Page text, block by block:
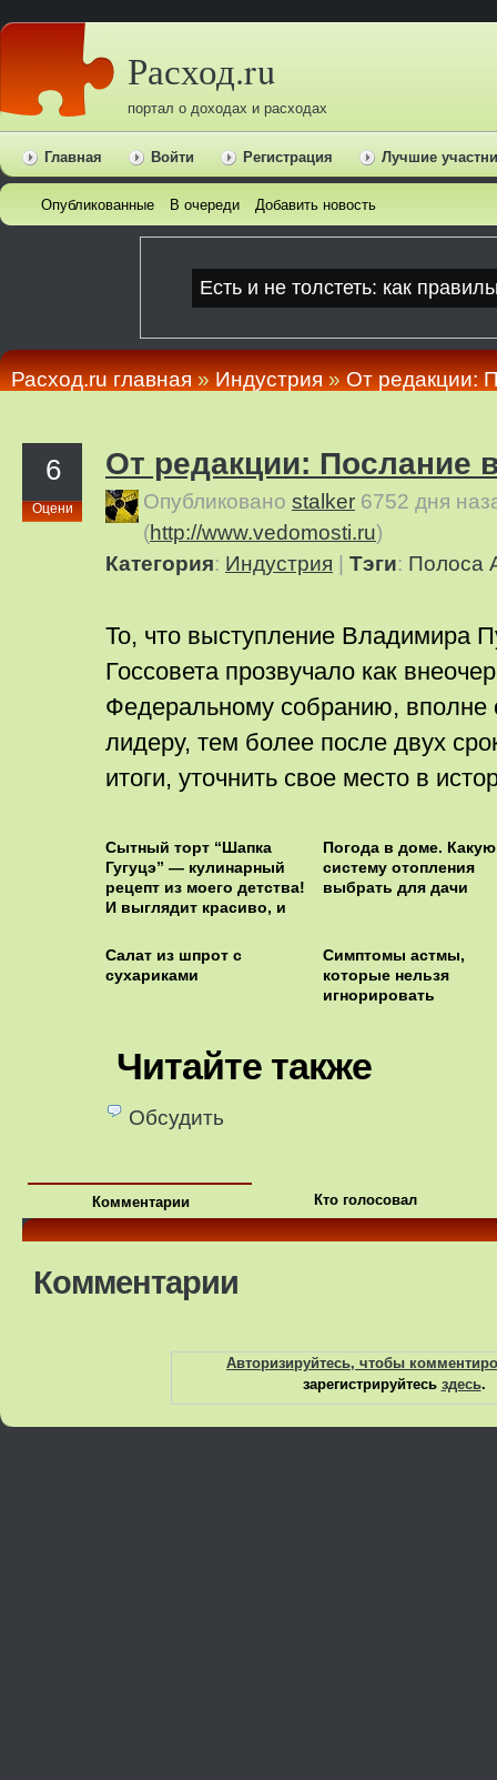
Расход.ru
портал о доходах и расходах
Главная Войти Регистрация Лучшие
Опубликованные В очереди Добавить новость
Расход.ru главная»Индустрия»От редакции:
6
Оцени
От редакции: Послание
Опубликовано stalker 6752 дня
(http://www.vedomosti.ru)
Категория: Индустрия Тэги: Полоса
То, что выступление Владимира
Госсовета прозвучало как
Федеральному собранию,
лидеру, тем более после двух
итоги, уточнить свое место в
Сытный торт “Шапка
Гугуцэ” — кулинарный
рецепт из моего детства!
И выглядит красиво, и
Погода в доме. Какую
систему отопления
выбрать для дачи
Салат из шпрот с
сухариками
Симптомы астмы,
которые нельзя
игнорировать
Читайте также
Обсудить
Комментарии Кто голосовал
Комментарии
Авторизируйтесь, чтобы
зарегистрируйтесь здесь.